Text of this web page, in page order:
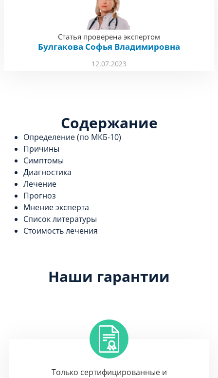
12.07.2023
Статья проверена экспертом
Булгакова Софья Владимировна
Содержание
Определение (по МКБ-10)
Причины
Симптомы
Диагностика
Лечение
Прогноз
Мнение эксперта
Список литературы
Стоимость лечения
Наши гарантии
Только сертифицированные и